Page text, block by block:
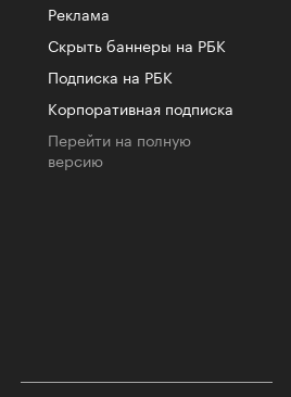
Реклама
Скрыть баннеры на РБК
Подписка на РБК
Корпоративная подписка
Перейти на полную
версию